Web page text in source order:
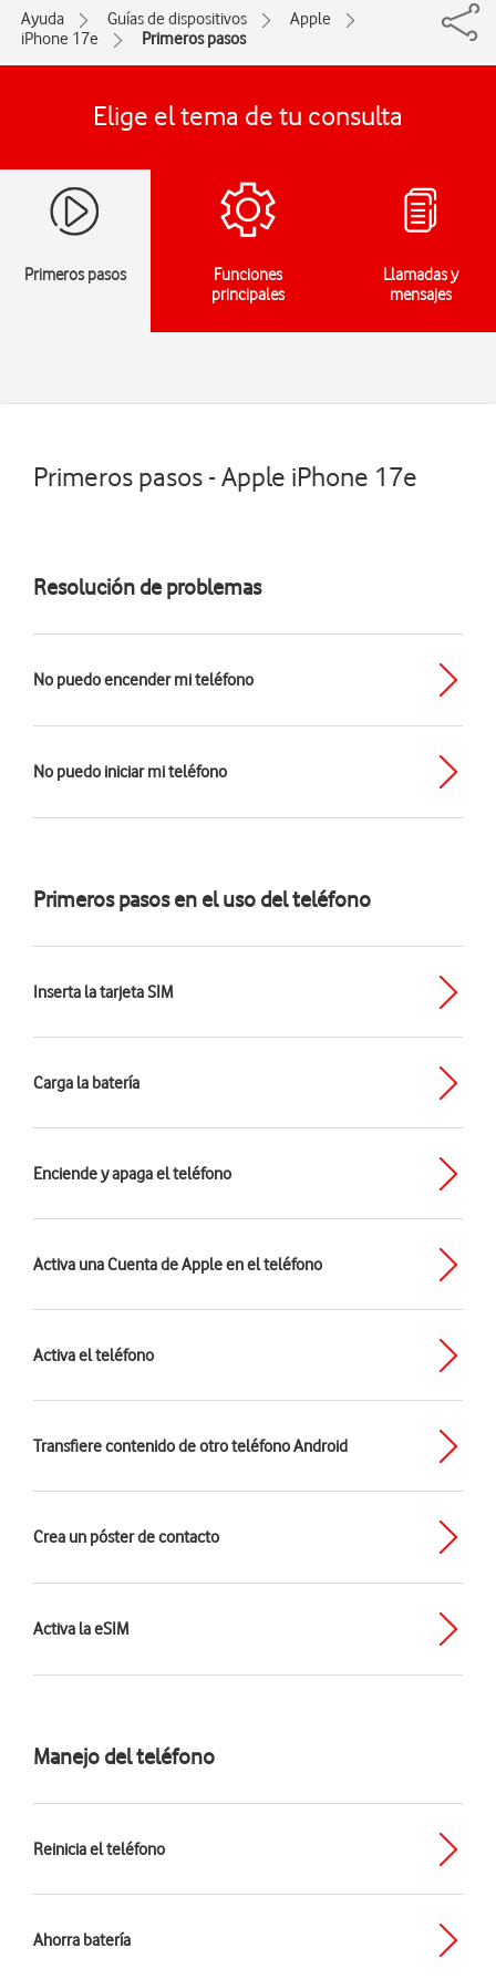
Ayuda Guías de dispositivos
Apple
iPhone 17e
Primeros pasos
Elige el tema de tu consulta
Primeros pasos
Funciones
principales
Llamadas y
mensajes
Primeros pasos - Apple iPhone 17e
Resolución de problemas
No puedo encender mi teléfono
No puedo iniciar mi teléfono
Primeros pasos en el uso del teléfono
Inserta la tarjeta SIM
Carga la batería
Enciende y apaga el teléfono
Activa una Cuenta de Apple en el teléfono
Activa el teléfono
Transfiere contenido de otro teléfono Android
Crea un póster de contacto
Activa la eSIM
Manejo del teléfono
Reinicia el teléfono
Ahorra batería